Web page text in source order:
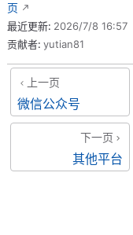
页
最近更新: 2026/7/8 16:57
贡献者: yutian81
上一页
微信公众号
下一页
其他平台